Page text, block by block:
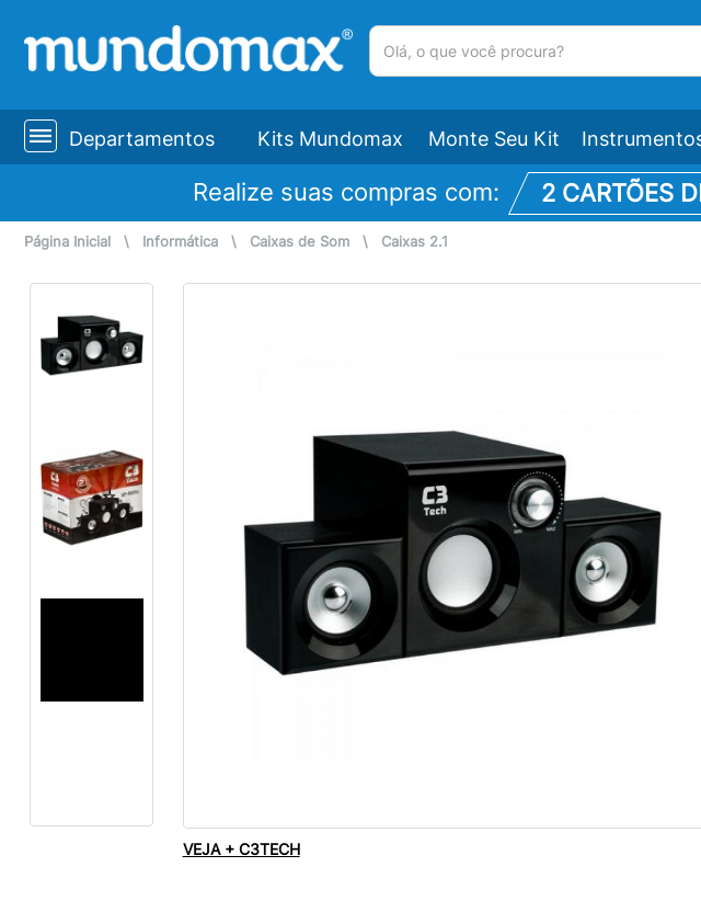
Departamentos Kits Mundomax Monte Seu Kit
Realize suas compras com: 2 CARTÕES
Página Inicial \ Informática \ Caixas de Som \ Caixas 2.1
VEJA + C3TECH